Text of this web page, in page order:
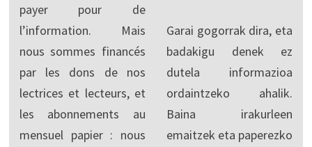
payer pour de
l’information. Mais
nous sommes financés
par les dons de nos
lectrices et lecteurs, et
les abonnements au
mensuel papier : nous
Garai gogorrak dira, eta
badakigu denek ez
dutela informazioa
ordaintzeko ahalik.
Baina irakurleen
emaitzek eta paperezko